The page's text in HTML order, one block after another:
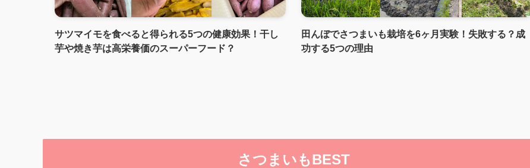
サツマイモを食べると得られる5つの健康効果！干し
芋や焼き芋は高栄養価のスーパーフード？
田んぼでさつまいも栽培を6ヶ月実験！失敗する？成
功する5つの理由
さつまいもBEST